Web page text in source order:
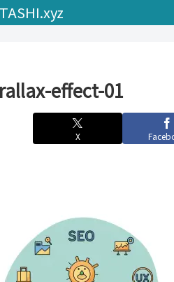
effect-01
X